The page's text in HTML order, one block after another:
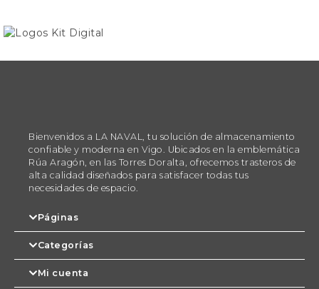
Bienvenidos a LA NAVAL, tu solución de almacenamiento
confiable y moderna en Vigo. Ubicados en la emblemática
Rúa Aragón, en las Torres Doralta, ofrecemos trasteros de
alta calidad diseñados para satisfacer todas tus
necesidades de espacio.
Páginas
Categorías
Mi cuenta